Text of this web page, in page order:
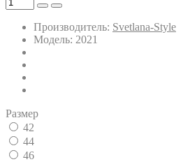
Производитель: Svetlana-Style
Модель: 2021
Размер
42
44
46